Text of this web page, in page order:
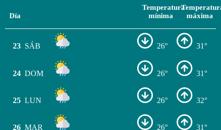
Día
Temperatura
mínima
máxima
23 SÁB 26° 31°
24 DOM 26° 31°
25 LUN 26° 32°
26 MAR 26° 31°